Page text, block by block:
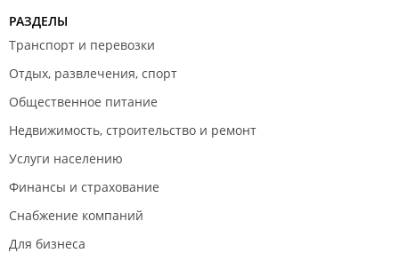
РАЗДЕЛЫ
Транспорт и перевозки
Отдых, развлечения, спорт
Общественное питание
Недвижимость, строительство и ремонт
Услуги населению
Финансы и страхование
Снабжение компаний
Для бизнеса